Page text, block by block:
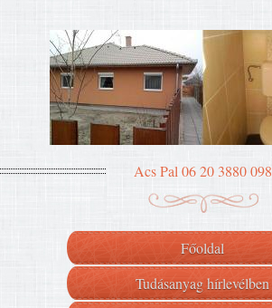
Acs Pal 06 20 3880 098
Főoldal
Tudásanyag hírlevélben